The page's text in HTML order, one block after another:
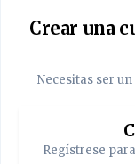
Crear una
Necesitas ser
Regístrese